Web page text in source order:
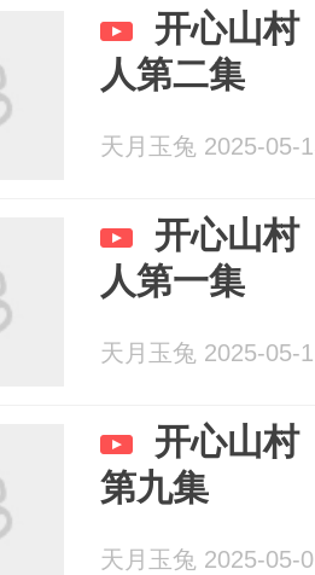
开心山村
人第二集
天月玉兔 2025-05-
开心山村
人第一集
天月玉兔 2025-05-
开心山村
第九集
天月玉兔 2025-05-